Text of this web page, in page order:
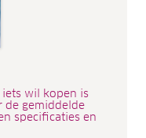
iets wil kopen is
de gemiddelde
specificaties en